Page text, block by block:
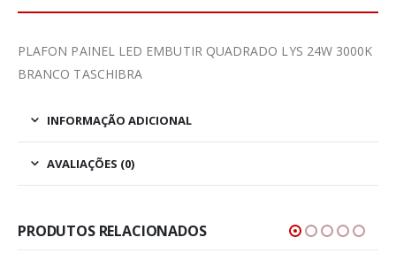
PLAFON PAINEL LED EMBUTIR QUADRADO LYS 24W 3000K
BRANCO TASCHIBRA
INFORMAÇÃO ADICIONAL
AVALIAÇÕES (0)
PRODUTOS RELACIONADOS